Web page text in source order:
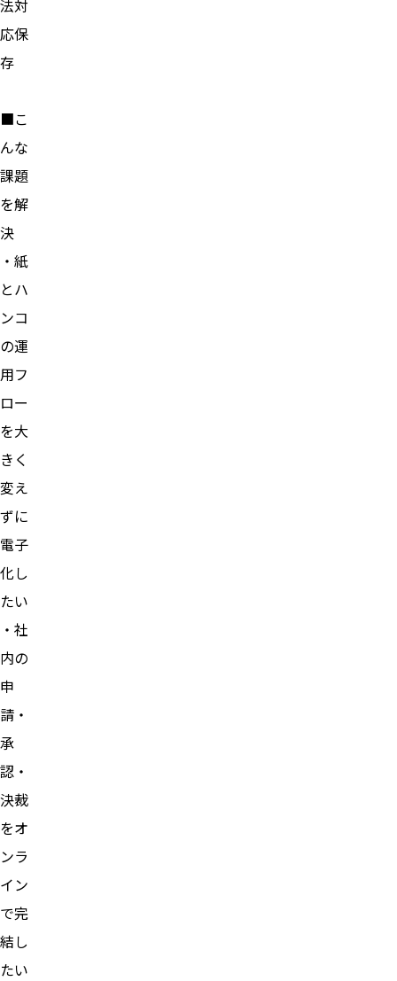
法対
応保
存
■こ
んな
課題
を解
決
・紙
とハ
ンコ
の運
用フ
ロー
を大
きく
変え
ずに
電子
化し
たい
・社
内の
申
請・
承
認・
決裁
をオ
ンラ
イン
で完
結し
たい